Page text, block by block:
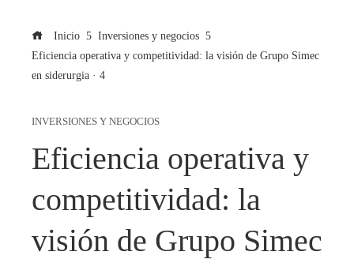
Inicio
Inversiones y negocios
Eficiencia operativa y competitividad: la visión de Grupo Simec
en siderurgia · 4
INVERSIONES Y NEGOCIOS
Eficiencia operativa y
competitividad: la
visión de Grupo Simec